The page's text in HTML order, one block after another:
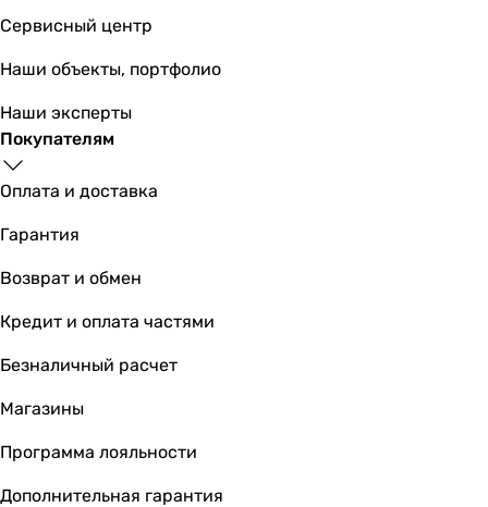
Сервисный центр
Наши объекты, портфолио
Наши эксперты
Покупателям
Оплата и доставка
Гарантия
Возврат и обмен
Кредит и оплата частями
Безналичный расчет
Магазины
Программа лояльности
Дополнительная гарантия